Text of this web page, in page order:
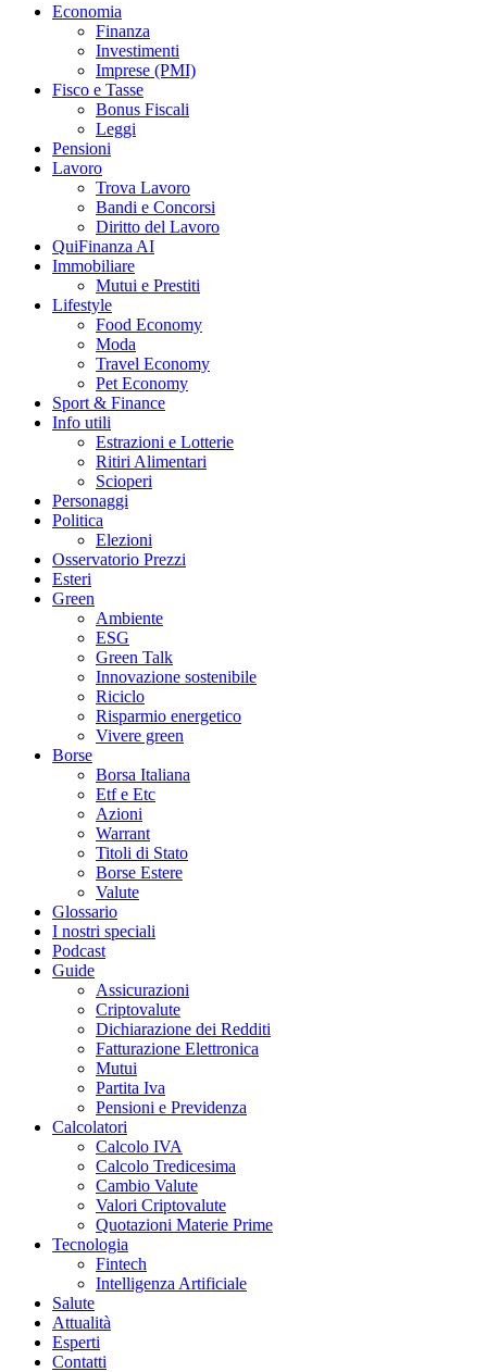
Economia
Finanza
Investimenti
Imprese (PMI)
Fisco e Tasse
Bonus Fiscali
Leggi
Pensioni
Lavoro
Trova Lavoro
Bandi e Concorsi
Diritto del Lavoro
QuiFinanza AI
Immobiliare
Mutui e Prestiti
Lifestyle
Food Economy
Moda
Travel Economy
Pet Economy
Sport & Finance
Info utili
Estrazioni e Lotterie
Ritiri Alimentari
Scioperi
Personaggi
Politica
Elezioni
Osservatorio Prezzi
Esteri
Green
Ambiente
ESG
Green Talk
Innovazione sostenibile
Riciclo
Risparmio energetico
Vivere green
Borse
Borsa Italiana
Etf e Etc
Azioni
Warrant
Titoli di Stato
Borse Estere
Valute
Glossario
I nostri speciali
Podcast
Guide
Assicurazioni
Criptovalute
Dichiarazione dei Redditi
Fatturazione Elettronica
Mutui
Partita Iva
Pensioni e Previdenza
Calcolatori
Calcolo IVA
Calcolo Tredicesima
Cambio Valute
Valori Criptovalute
Quotazioni Materie Prime
Tecnologia
Fintech
Intelligenza Artificiale
Salute
Attualità
Esperti
Contatti